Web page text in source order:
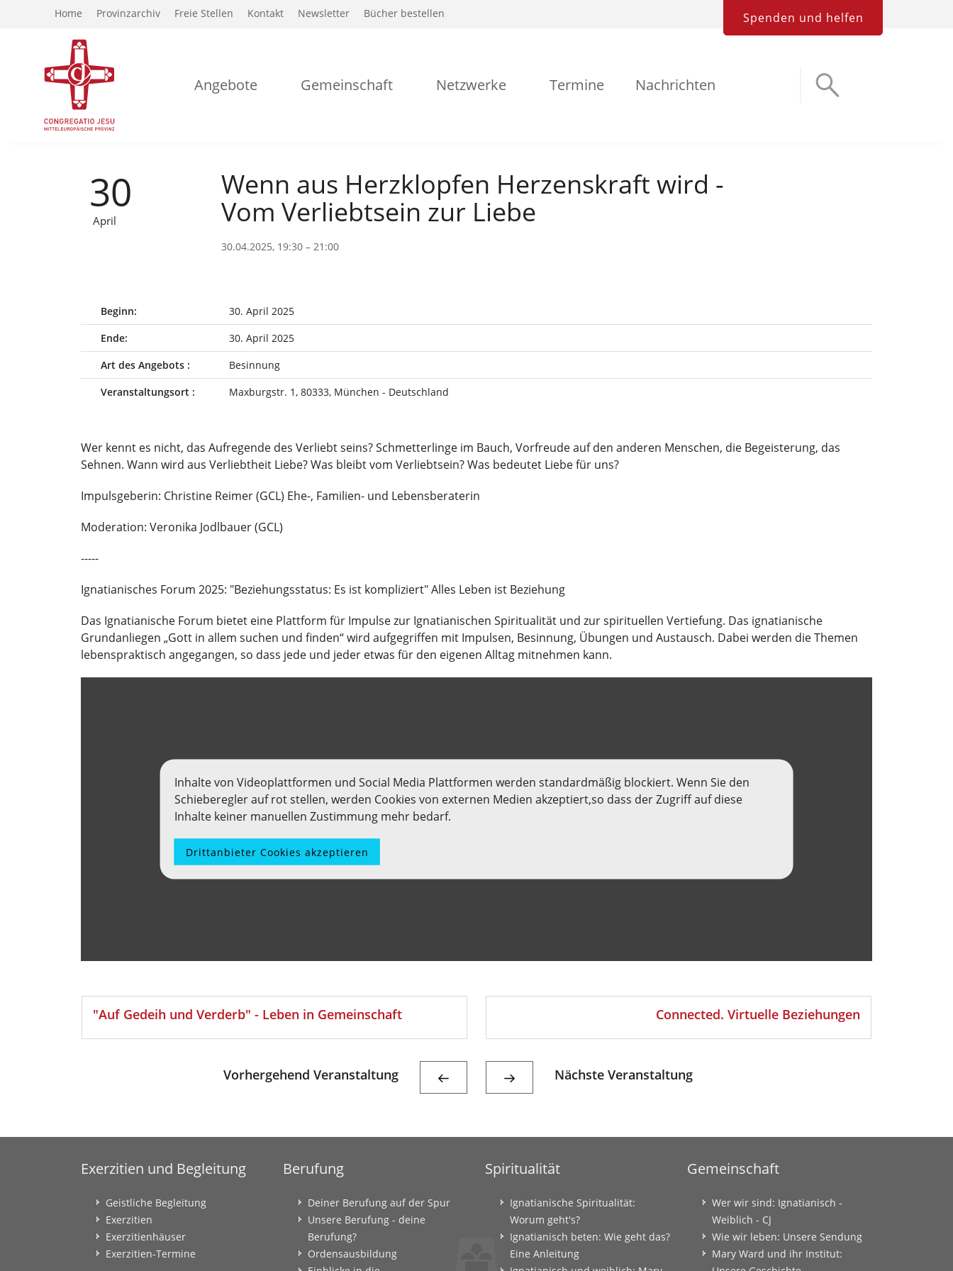
Home Provinzarchiv Freie Stellen Kontakt Newsletter Bücher bestellen Spenden und helfen
Angebote Gemeinschaft Netzwerke Termine Nachrichten
30
April
Wenn aus Herzklopfen Herzenskraft wird -
Vom Verliebtsein zur Liebe
30.04.2025, 19:30 – 21:00
Beginn:
30. April 2025
Ende:
30. April 2025
Art des Angebots :
Besinnung
Veranstaltungsort :
Maxburgstr. 1, 80333, München - Deutschland
Wer kennt es nicht, das Aufregende des Verliebt seins? Schmetterlinge im Bauch, Vorfreude auf den anderen Menschen, die Begeisterung, das
Sehnen. Wann wird aus Verliebtheit Liebe? Was bleibt vom Verliebtsein? Was bedeutet Liebe für uns?
Impulsgeberin: Christine Reimer (GCL) Ehe-, Familien- und Lebensberaterin
Moderation: Veronika Jodlbauer (GCL)
-----
Ignatianisches Forum 2025: "Beziehungsstatus: Es ist kompliziert" Alles Leben ist Beziehung
Das Ignatianische Forum bietet eine Plattform für Impulse zur Ignatianischen Spiritualität und zur spirituellen Vertiefung. Das ignatianische
Grundanliegen „Gott in allem suchen und finden“ wird aufgegriffen mit Impulsen, Besinnung, Übungen und Austausch. Dabei werden die Themen
lebenspraktisch angegangen, so dass jede und jeder etwas für den eigenen Alltag mitnehmen kann.
Inhalte von Videoplattformen und Social Media Plattformen werden standardmäßig blockiert. Wenn Sie den
Schieberegler auf rot stellen, werden Cookies von externen Medien akzeptiert,so dass der Zugriff auf diese
Inhalte keiner manuellen Zustimmung mehr bedarf.
Drittanbieter Cookies akzeptieren
"Auf Gedeih und Verderb" - Leben in Gemeinschaft
Vorhergehend Veranstaltung
Connected. Virtuelle Beziehungen
Nächste Veranstaltung
Exerzitien und Begleitung
Geistliche Begleitung
Exerzitien
Exerzitienhäuser
Exerzitien-Termine
Berufung
Deiner Berufung auf der Spur
Unsere Berufung - deine
Berufung?
Ordensausbildung
Spiritualität
Ignatianische Spiritualität:
Worum geht's?
Ignatianisch beten: Wie geht das?
Eine Anleitung
Gemeinschaft
Wer wir sind: Ignatianisch -
Weiblich - CJ
Wie wir leben: Unsere Sendung
Mary Ward und ihr Institut: